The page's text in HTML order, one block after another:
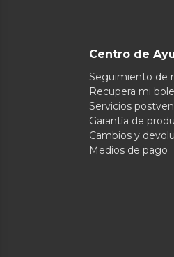
Centro de
Seguimiento de
Recupera mi
Servicios
Garantía de
Cambios y
Medios de pago